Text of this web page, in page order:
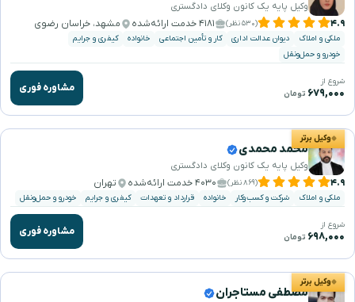
وکیل پایه یک کانون وکلای دادگستری
۴.۹ (۵۳۰ نظر) ۴۱۸۱ خدمت ارائه‌شده مشهد، خراسان رضوی
ملکی و املاک دیوان عدالت اداری کار و تأمین اجتماعی خانواده
کیفری و جرایم
خودرو و حمل‌ونقل
شروع از
۶۷۹,۰۰۰ تومان مشاوره فوری
وکیل برتر
محمد محمدی
وکیل پایه یک کانون وکلای دادگستری
۴.۹ (۸۶۹ نظر) ۴۰۳۰ خدمت ارائه‌شده تهران
ملکی و املاک شرکت و کسب‌وکار خانواده قرارداد و تعهدات کیفری و جرایم خودرو و حمل‌ونقل
شروع از
۶۹۸,۰۰۰ تومان مشاوره فوری
وکیل برتر
مصطفی مستاجران